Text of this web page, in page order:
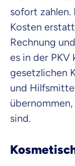
sofort zahlen.
Kosten
Rechnung
es in der PKV
gesetzlichen
und
sind.